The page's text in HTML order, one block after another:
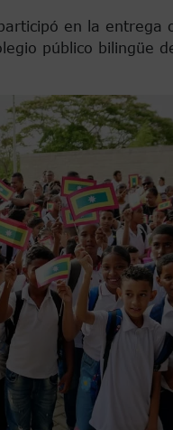
en la entrega
público bilingüe